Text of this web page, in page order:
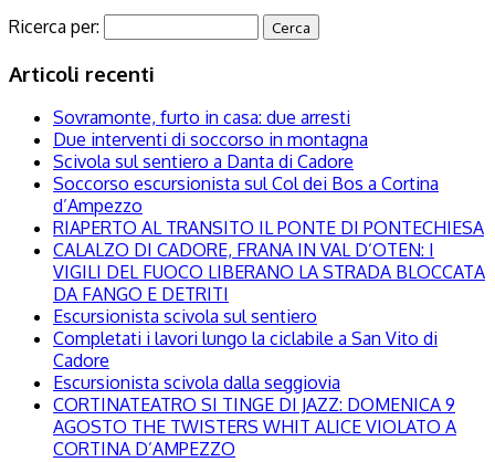
Ricerca per:
Articoli recenti
Sovramonte, furto in casa: due arresti
Due interventi di soccorso in montagna
Scivola sul sentiero a Danta di Cadore
Soccorso escursionista sul Col dei Bos a Cortina
d’Ampezzo
RIAPERTO AL TRANSITO IL PONTE DI PONTECHIESA
CALALZO DI CADORE, FRANA IN VAL D’OTEN: I
VIGILI DEL FUOCO LIBERANO LA STRADA BLOCCATA
DA FANGO E DETRITI
Escursionista scivola sul sentiero
Completati i lavori lungo la ciclabile a San Vito di
Cadore
Escursionista scivola dalla seggiovia
CORTINATEATRO SI TINGE DI JAZZ: DOMENICA 9
AGOSTO THE TWISTERS WHIT ALICE VIOLATO A
CORTINA D’AMPEZZO